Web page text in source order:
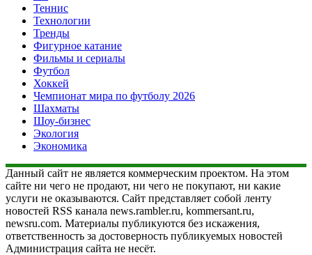
Теннис
Технологии
Тренды
Фигурное катание
Фильмы и сериалы
Футбол
Хоккей
Чемпионат мира по футболу 2026
Шахматы
Шоу-бизнес
Экология
Экономика
Данный сайт не является коммерческим проектом. На этом
сайте ни чего не продают, ни чего не покупают, ни какие
услуги не оказываются. Сайт представляет собой ленту
новостей RSS канала news.rambler.ru, kommersant.ru,
newsru.com. Материалы публикуются без искажения,
ответственность за достоверность публикуемых новостей
Администрация сайта не несёт.